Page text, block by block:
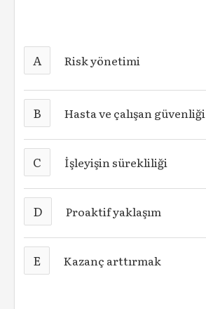
A Risk yönetimi
B Hasta ve çalışan güvenliği
C İşleyişin sürekliliği
D Proaktif yaklaşım
E Kazanç arttırmak